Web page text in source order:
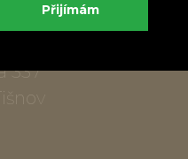
se:
337
Přijímám